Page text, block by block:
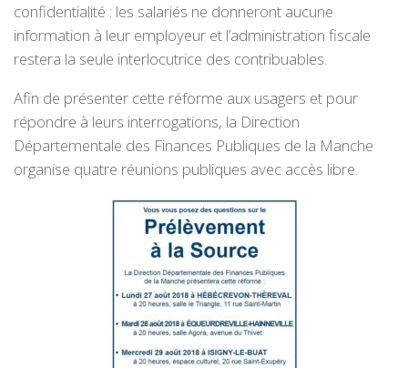
confidentialité : les salariés ne donneront aucune
information à leur employeur et l’administration fiscale
restera la seule interlocutrice des contribuables.
Afin de présenter cette réforme aux usagers et pour
répondre à leurs interrogations, la Direction
Départementale des Finances Publiques de la Manche
organise quatre réunions publiques avec accès libre.